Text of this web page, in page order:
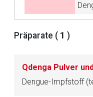
Präparate ( 1 )
Dengue-Impfstoff
Betreiber